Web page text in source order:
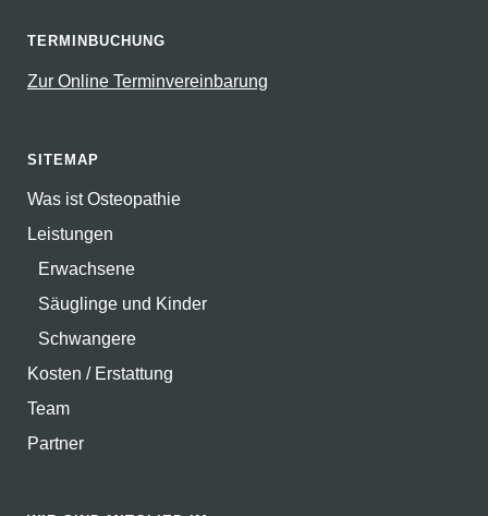
TERMINBUCHUNG
Zur Online Terminvereinbarung
SITEMAP
Was ist Osteopathie
Leistungen
Erwachsene
Säuglinge und Kinder
Schwangere
Kosten / Erstattung
Team
Partner